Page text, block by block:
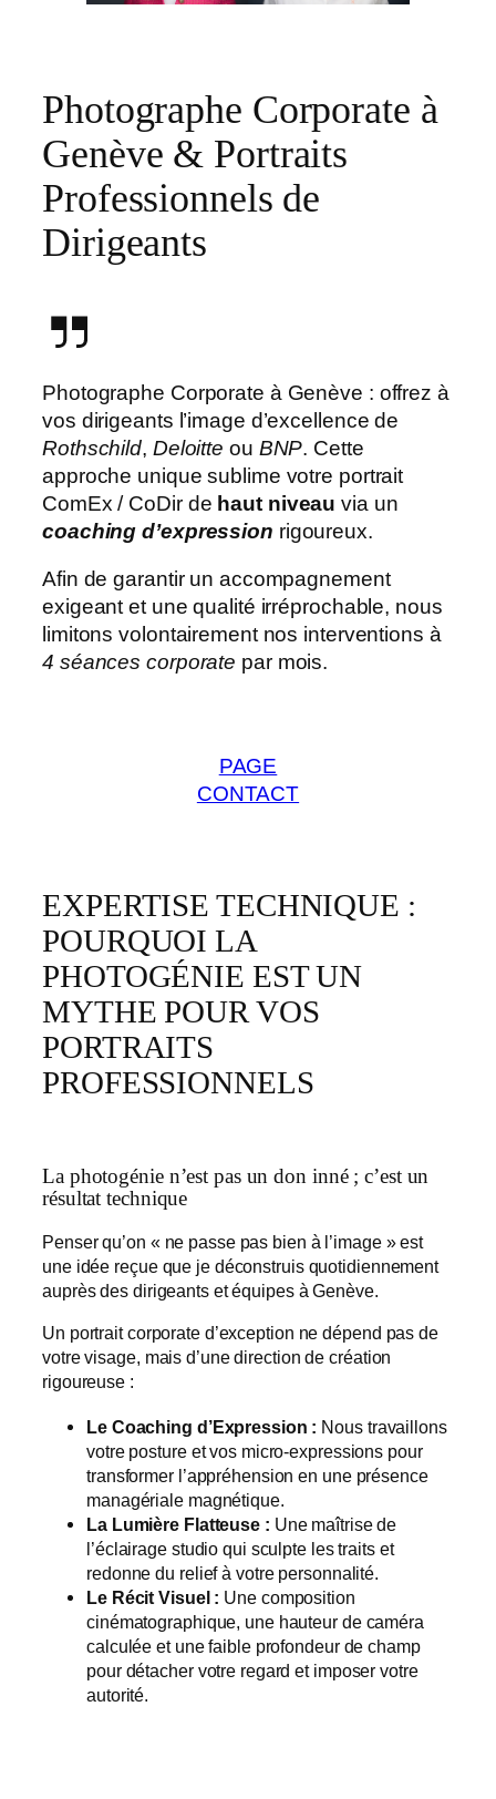
Photographe Corporate à
Genève & Portraits
Professionnels de
Dirigeants
Photographe Corporate à Genève : offrez à
vos dirigeants l’image d’excellence de
Rothschild, Deloitte ou BNP. Cette
approche unique sublime votre portrait
ComEx / CoDir de haut niveau via un
coaching d’expression rigoureux.
Afin de garantir un accompagnement
exigeant et une qualité irréprochable, nous
limitons volontairement nos interventions à
4 séances corporate par mois.
PAGE
CONTACT
EXPERTISE TECHNIQUE :
POURQUOI LA
PHOTOGÉNIE EST UN
MYTHE POUR VOS
PORTRAITS
PROFESSIONNELS
La photogénie n’est pas un don inné ; c’est un
résultat technique
Penser qu’on « ne passe pas bien à l’image » est
une idée reçue que je déconstruis quotidiennement
auprès des dirigeants et équipes à Genève.
Un portrait corporate d’exception ne dépend pas de
votre visage, mais d’une direction de création
rigoureuse :
Le Coaching d’Expression : Nous travaillons
votre posture et vos micro-expressions pour
transformer l’appréhension en une présence
managériale magnétique.
La Lumière Flatteuse : Une maîtrise de
l’éclairage studio qui sculpte les traits et
redonne du relief à votre personnalité.
Le Récit Visuel : Une composition
cinématographique, une hauteur de caméra
calculée et une faible profondeur de champ
pour détacher votre regard et imposer votre
autorité.